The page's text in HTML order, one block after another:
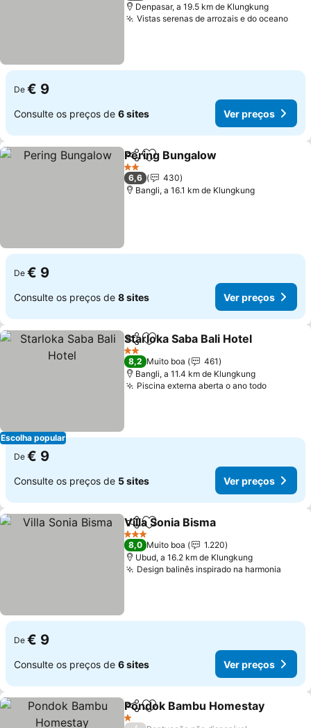
Denpasar, a 19.5 km de Klungkung
Vistas serenas de arrozais e do oceanoVer
De € 9
Consulte os preços de 6 sites Ver preços
PartilharAdicionar aos favoritos
Pering Bungalow
2 Estrelas
6,6
430
Bangli, a 16.1 km de Klungkung
De € 9
Consulte os preços de 8 sites Ver preços
Escolha popular
PartilharAdicionar aos favoritos
Starloka Saba Bali Hotel
2 Estrelas
8,2 Muito boa
461
Bangli, a 11.4 km de Klungkung
Piscina externa aberta o ano todoVer
De € 9
Consulte os preços de 5 sites Ver preços
PartilharAdicionar aos favoritos
Villa Sonia Bisma
3 Estrelas
8,0 Muito boa
1.220
Ubud, a 16.2 km de Klungkung
Design balinês inspirado na harmonia
De € 9
Consulte os preços de 6 sites Ver preços
PartilharAdicionar aos favoritos
Pondok Bambu Homestay
1 Estrelas